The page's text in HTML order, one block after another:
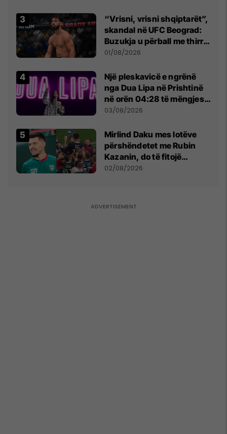
“Vrisni, vrisni shqiptarët”,
skandal në UFC Beograd:
Buzukja u përball me thirrje
anti-shqiptare nga
01/08/2026
Një pleskavicë e ngrënë
nga Dua Lipa në Prishtinë
në orën 04:28 të mëngjesit
- dhe bota digjitale serbe
03/08/2026
Mirlind Daku mes lotëve
përshëndetet me Rubin
Kazanin, do të fitojë
miliona te Spartak Moska
02/08/2026